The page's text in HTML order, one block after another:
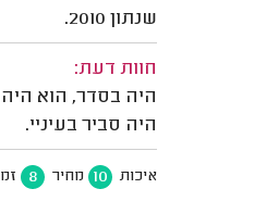
שנתון 2010.
חוות דעת:
היה בסדר, הוא
היה סביר בעיניי.
איכות 10 מחיר 8